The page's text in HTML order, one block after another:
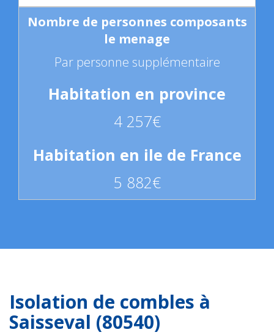
Par personne supplémentaire
4 257€
5 882€
Isolation de combles à
Saisseval (80540)